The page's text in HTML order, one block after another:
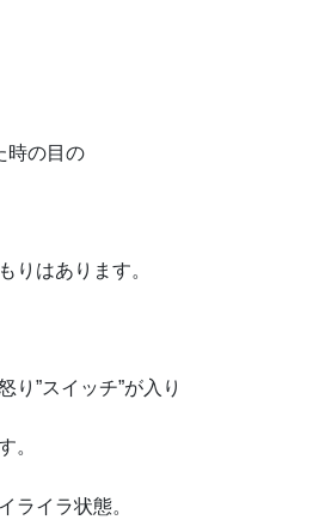
時の目の
りはあります。
り”スイッチ”が入り
。
ライラ状態。